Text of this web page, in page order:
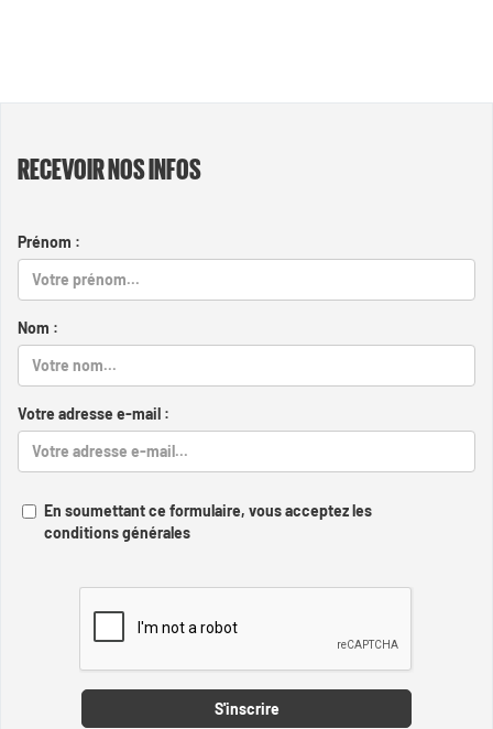
RECEVOIR NOS INFOS
Prénom :
Nom :
Votre adresse e-mail :
En soumettant ce formulaire, vous acceptez les
conditions générales
S'inscrire